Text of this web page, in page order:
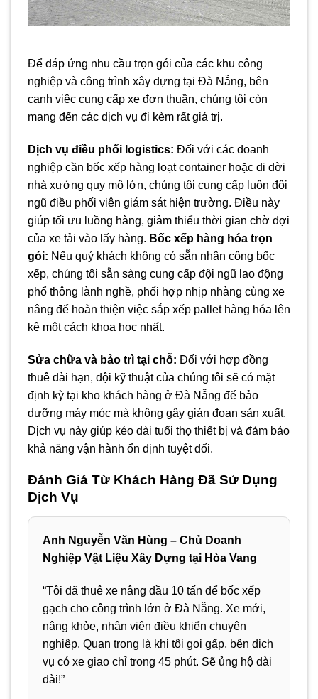
Để đáp ứng nhu cầu trọn gói của các khu công
nghiệp và công trình xây dựng tại Đà Nẵng, bên
cạnh việc cung cấp xe đơn thuần, chúng tôi còn
mang đến các dịch vụ đi kèm rất giá trị.
Dịch vụ điều phối logistics: Đối với các doanh
nghiệp cần bốc xếp hàng loạt container hoặc di dời
nhà xưởng quy mô lớn, chúng tôi cung cấp luôn đội
ngũ điều phối viên giám sát hiện trường. Điều này
giúp tối ưu luồng hàng, giảm thiểu thời gian chờ đợi
của xe tải vào lấy hàng. Bốc xếp hàng hóa trọn
gói: Nếu quý khách không có sẵn nhân công bốc
xếp, chúng tôi sẵn sàng cung cấp đội ngũ lao động
phổ thông lành nghề, phối hợp nhịp nhàng cùng xe
nâng để hoàn thiện việc sắp xếp pallet hàng hóa lên
kệ một cách khoa học nhất.
Sửa chữa và bảo trì tại chỗ: Đối với hợp đồng
thuê dài hạn, đội kỹ thuật của chúng tôi sẽ có mặt
định kỳ tại kho khách hàng ở Đà Nẵng để bảo
dưỡng máy móc mà không gây gián đoạn sản xuất.
Dịch vụ này giúp kéo dài tuổi thọ thiết bị và đảm bảo
khả năng vận hành ổn định tuyệt đối.
Đánh Giá Từ Khách Hàng Đã Sử Dụng
Dịch Vụ
Anh Nguyễn Văn Hùng – Chủ Doanh
Nghiệp Vật Liệu Xây Dựng tại Hòa Vang
“Tôi đã thuê xe nâng dầu 10 tấn để bốc xếp
gạch cho công trình lớn ở Đà Nẵng. Xe mới,
nâng khỏe, nhân viên điều khiển chuyên
nghiệp. Quan trọng là khi tôi gọi gấp, bên dịch
vụ có xe giao chỉ trong 45 phút. Sẽ ủng hộ dài
dài!”